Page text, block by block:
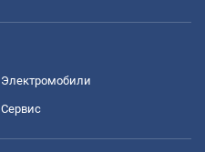
Электромобили
Сервис